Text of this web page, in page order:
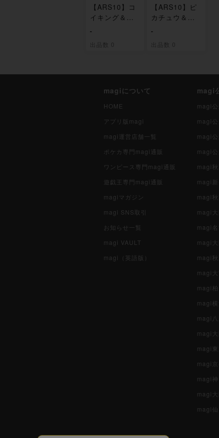
【ARS10】コ
イキング＆ホ
-
出品数 0
【ARS10】ピ
カチュウ＆ゼ
-
出品数 0
magiについて
HOME
アプリ版magi
magi運営店舗一覧
ポケカ専門magi通販
ワンピース専門magi通販
遊戯王専門magi通販
magiマガジン
magi SNS取引
お知らせ一覧
magi VAULT
magi（英語版）
magi
magi
magi
magi
magi
magi
magi
magi
magi
magi
magi
magi
magi
magi
magi
magi
magi
magi
magi
magi
magi
magi